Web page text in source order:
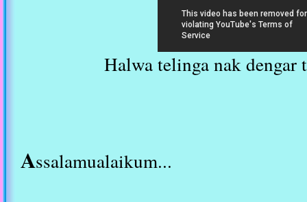
Halwa telinga nak dengar
Assalamualaikum...